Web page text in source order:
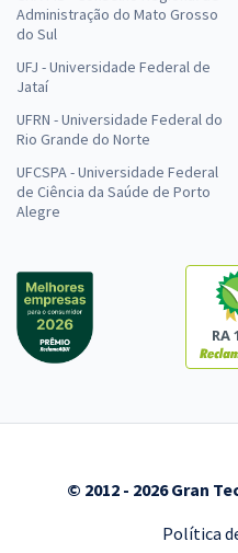
Administração do Mato Grosso
do Sul
UFJ - Universidade Federal de
Jataí
UFRN - Universidade Federal do
Rio Grande do Norte
UFCSPA - Universidade Federal
de Ciência da Saúde de Porto
Alegre
RA
© 2012 - 2026 Gran
Política